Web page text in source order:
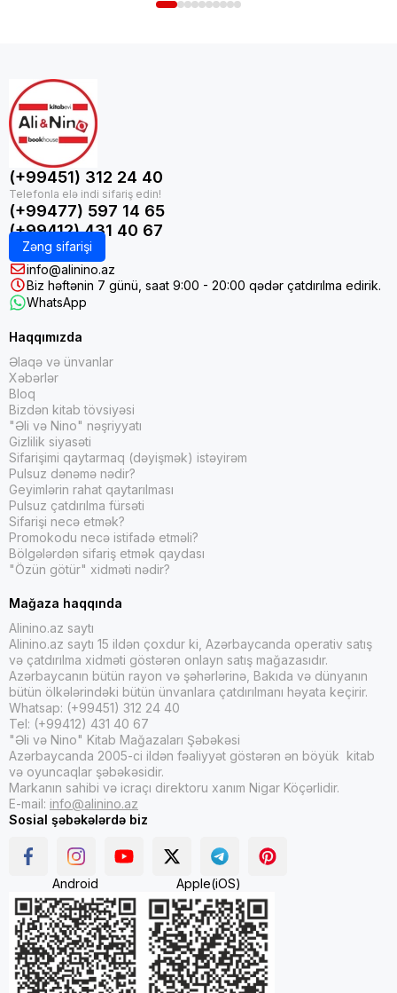
(+99451) 312 24 40
(+99477) 597 14 65
(+99412) 431 40 67
Zəng sifarişi
info@alinino.az
Biz həftənin 7 günü, saat 9:00 - 20:00 qədər çatdırılma edirik.
WhatsApp
Haqqımızda
Əlaqə və ünvanlar
Xəbərlər
Bloq
Bizdən kitab tövsiyəsi
"Əli və Nino" nəşriyyatı
Gizlilik siyasəti
Sifarişimi qaytarmaq (dəyişmək) istəyirəm
Pulsuz dənəmə nədir?
Geyimlərin rahat qaytarılması
Pulsuz çatdırılma fürsəti
Sifarişi necə etmək?
Promokodu necə istifadə etməli?
Bölgələrdən sifariş etmək qaydası
"Özün götür" xidməti nədir?
Mağaza haqqında
Alinino.az saytı
Alinino.az saytı 15 ildən çoxdur ki, Azərbaycanda operativ satış
və çatdırılma xidməti göstərən onlayn satış mağazasıdır.
Azərbaycanın bütün rayon və şəhərlərinə, Bakıda və dünyanın
bütün ölkələrindəki bütün ünvanlara çatdırılmanı həyata keçirir.
Whatsap: (+99451) 312 24 40
Tel: (+99412) 431 40 67
"Əli və Nino" Kitab Mağazaları Şəbəkəsi
Azərbaycanda 2005-ci ildən fəaliyyət göstərən ən böyük kitab
və oyuncaqlar şəbəkəsidir.
Markanın sahibi və icraçı direktoru xanım Nigar Köçərlidir.
E-mail: info@alinino.az
Sosial şəbəkələrdə biz
Android Apple(iOS)